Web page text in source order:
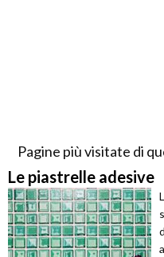
Pagine più visitate di
Le piastrelle adesive